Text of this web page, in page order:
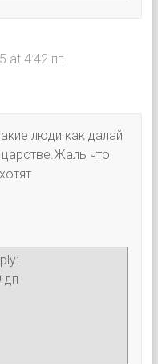
at 4:42 пп
люди как далай
что
дп